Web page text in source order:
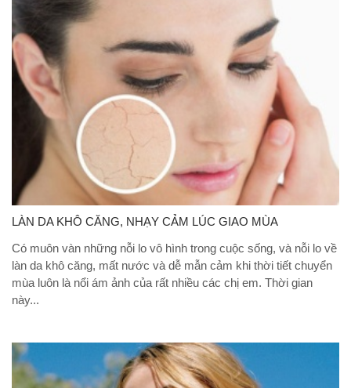
LÀN DA KHÔ CĂNG, NHẠY CẢM LÚC GIAO MÙA
Có muôn vàn những nỗi lo vô hình trong cuộc sống, và nỗi lo về
làn da khô căng, mất nước và dễ mẫn cảm khi thời tiết chuyển
mùa luôn là nổi ám ảnh của rất nhiều các chị em. Thời gian
này...